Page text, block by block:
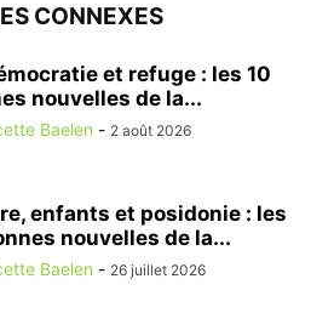
CONNEXES
et refuge : les 10
nouvelles de la...
Baelen - 2 août 2026
enfants et posidonie : les
nouvelles de la...
Baelen - 26 juillet 2026